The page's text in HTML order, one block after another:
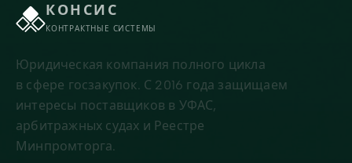
КОНСИС
КОНТРАКТНЫЕ СИСТЕМЫ
Юридическая компания полного цикла
в сфере госзакупок. С 2016 года защищаем
интересы поставщиков в УФАС,
арбитражных судах и Реестре
Минпромторга.